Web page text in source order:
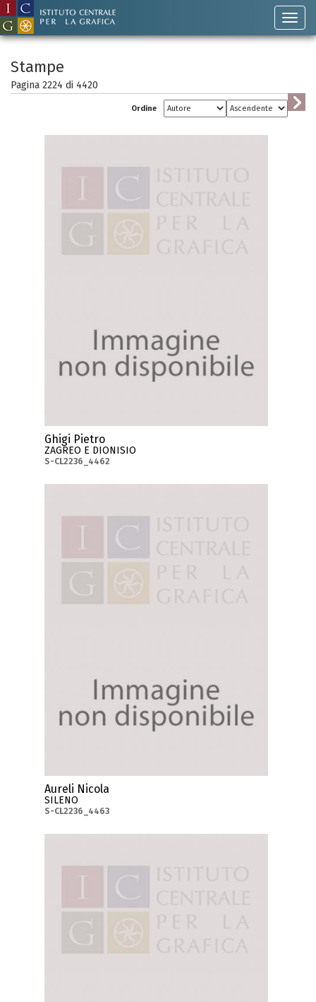
Stampe
Pagina 2224 di 4420
Ordine
Ghigi Pietro
ZAGREO E DIONISIO
S-CL2236_4462
Aureli Nicola
SILENO
S-CL2236_4463